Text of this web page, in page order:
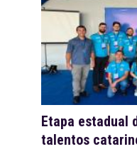
Etapa estadual
talentos